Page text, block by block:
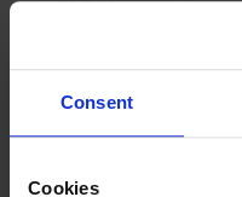
Consent
Cookies
エネルギー